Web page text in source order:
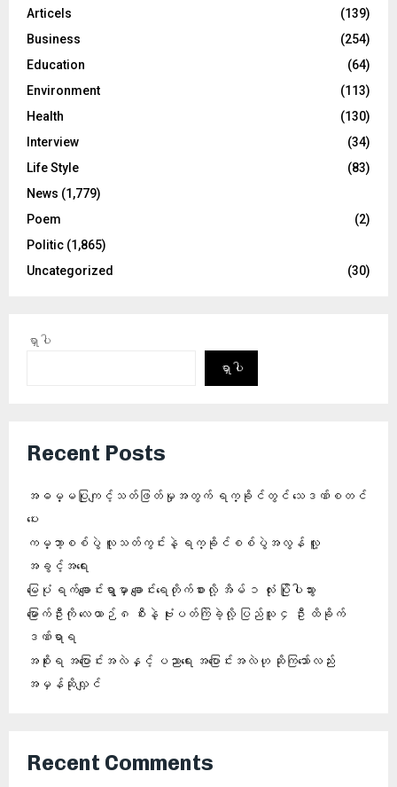
Articels
(139)
Business
(254)
Education
(64)
Environment
(113)
Health
(130)
Interview
(34)
Life Style
(83)
News (1,779)
Poem
(2)
Politic (1,865)
Uncategorized
(30)
ရှာပါ
ရှာပါ
Recent Posts
အဓမ္မပြုကျင့်သတ်ဖြတ်မှုအတွက် ရက္ခိုင်တွင် သေဒဏ်စတင်
ပေး
ကမ္ဘာ့စစ်ပွဲ လူသတ်ကွင်းနဲ့ ရက္ခိုင်စစ်ပွဲအလွန် လူ့
အခွင့်အရေး
မြေပုံ ရက်ချောင်းရွာမှာ ချောင်းရေတိုက်စားလို့ အိမ် ၁ လုံး ပြိုပါသွား
မြောက်ဦးကို လေယာဉ် ၈ စီးနဲ့ ဗုံးပတ်ကြဲခဲ့လို့ ပြည်သူ ၄ ဦး ထိခိုက်
ဒဏ်ရာရ
အစိုးရ အပြောင်းအလဲနှင့် ပညာရေး အပြောင်းအလဲဟု ဆိုကြသော်လည်း
အမှန်ဆိုလျှင်
Recent Comments